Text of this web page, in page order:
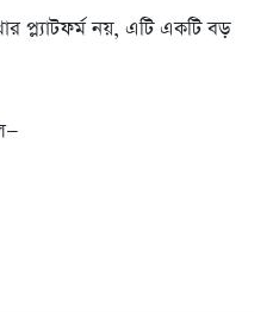
প্ল্যাটফর্ম নয়, এটি একটি বড়